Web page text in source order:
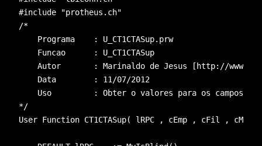
#include
"protheus.ch"
/*
    Programa    : U_CT1CTASup.prw
    Funcao      : U_CT1CTASup
Autor       : Marinaldo de Jesus [http://
    Data        : 11/07/2012
Uso         : Obter o valores para os campos
*/
User Function CT1CTASup( lRPC , cEmp , cFil ,